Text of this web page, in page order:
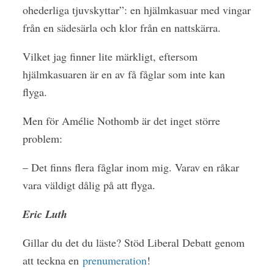
ohederliga tjuvskyttar”: en hjälmkasuar med vingar
från en sädesärla och klor från en nattskärra.
Vilket jag finner lite märkligt, eftersom
hjälmkasuaren är en av få fåglar som inte kan
flyga.
Men för Amélie Nothomb är det inget större
problem:
– Det finns flera fåglar inom mig. Varav en råkar
vara väldigt dålig på att flyga.
Eric Luth
Gillar du det du läste? Stöd Liberal Debatt genom
att teckna en prenumeration!